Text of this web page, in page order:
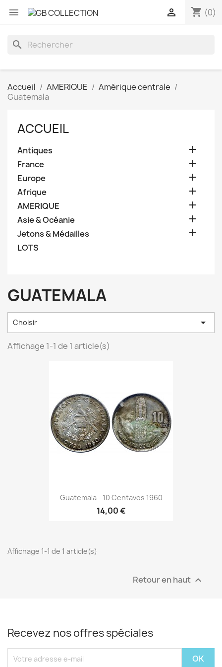
 shopping_cart (0)

search
Accueil AMERIQUE
Amérique centrale
Guatemala
ACCUEIL
Antiques 
France 
Europe 
Afrique 
AMERIQUE 
Asie & Océanie 
Jetons & Médailles 
LOTS
GUATEMALA
Choisir 
Affichage 1-1 de 1 article(s)
Guatemala - 10 Centavos 1960
14,00 €
Affichage 1-1 de 1 article(s)
Retour en haut 
Recevez nos offres spéciales